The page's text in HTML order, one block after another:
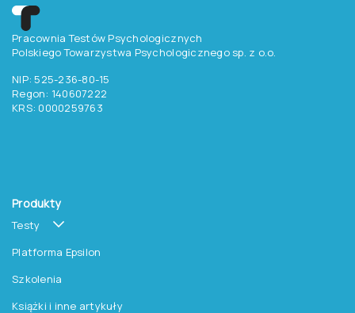
Pracownia Testów Psychologicznych
Polskiego Towarzystwa Psychologicznego sp. z o.o.
NIP: 525-236-80-15
Regon: 140607222
KRS: 0000259763
Produkty
Testy
Platforma Epsilon
Szkolenia
Książki i inne artykuły